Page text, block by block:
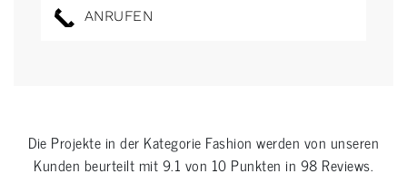
ANRUFEN
Die Projekte in der Kategorie Fashion werden von unseren
Kunden beurteilt mit9.1 von 10 Punkten in 98 Reviews.